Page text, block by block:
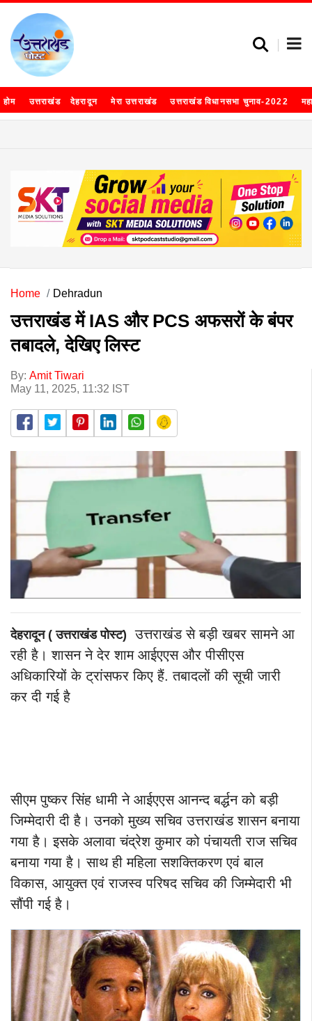
होम उत्तराखंड देहरादून मेरा उत्तराखंड उत्तराखंड विधानसभा चुनाव-2022
Home Dehradun
उत्तराखंड में IAS और PCS अफसरों के बंपर
तबादले, देखिए लिस्ट
By: Amit Tiwari
May 11, 2025, 11:32 IST
देहरादून ( उत्तराखंड पोस्ट)
उत्तराखंड से बड़ी खबर सामने आ
रही है। शासन ने देर शाम आईएएस और पीसीएस
अधिकारियों के ट्रांसफर किए हैं. तबादलों की सूची जारी
कर दी गई है
सीएम पुष्कर सिंह धामी ने आईएएस आनन्द बर्द्धन को बड़ी
जिम्मेदारी दी है। उनको मुख्य सचिव उत्तराखंड शासन बनाया
गया है। इसके अलावा चंद्रेश कुमार को पंचायती राज सचिव
बनाया गया है। साथ ही महिला सशक्तिकरण एवं बाल
विकास, आयुक्त एवं राजस्व परिषद सचिव की जिम्मेदारी भी
सौंपी गई है।